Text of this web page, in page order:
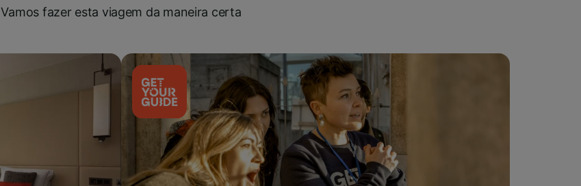
Vamos fazer esta viagem da maneira certa